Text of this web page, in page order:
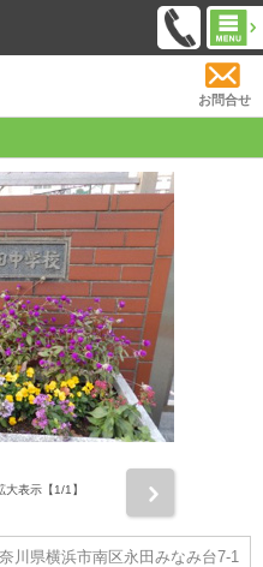
お問合せ
大表示【1/1】
川県横浜市南区永田みなみ台7-1